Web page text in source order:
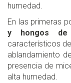
humedad.
En las primeras
y hongos de
característicos
ablandamiento
presencia de
alta humedad.